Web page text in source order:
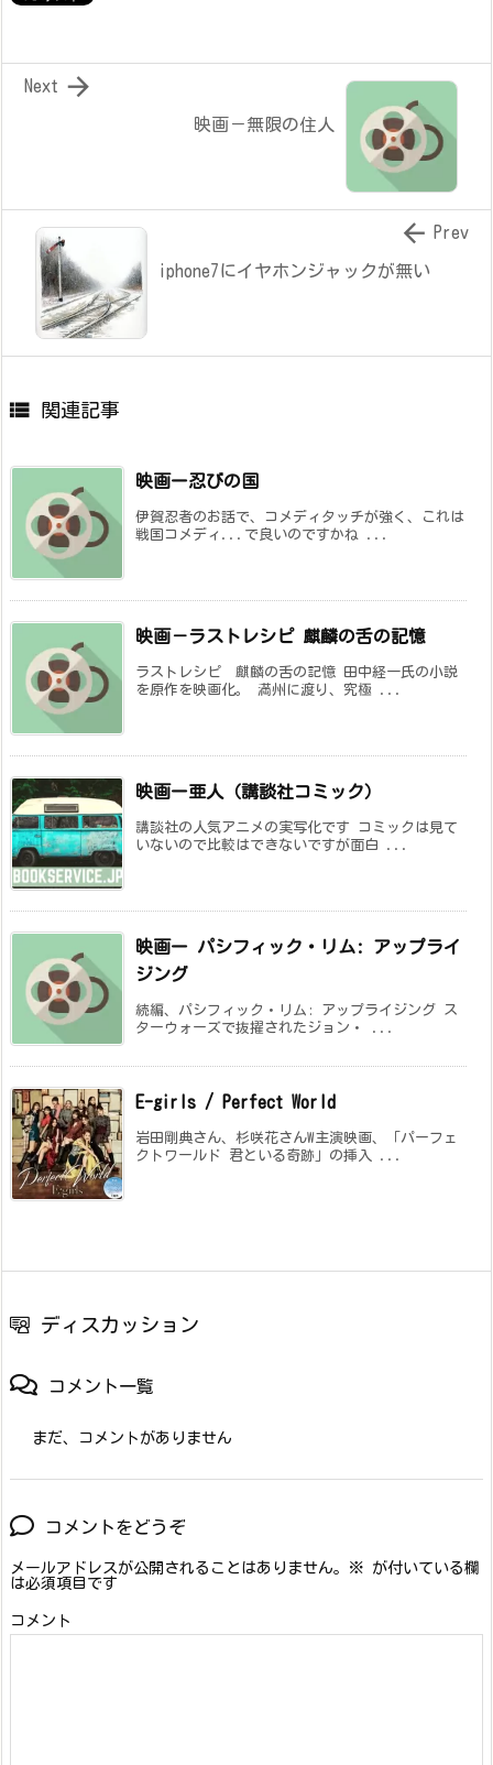
映画－無限の住人

Next
iphone7にイヤホンジャックが無い
 Prev
 関連記事
映画ー忍びの国
伊賀忍者のお話で、コメディタッチが強く、これは
戦国コメディ...で良いのですかね ...
映画－ラストレシピ 麒麟の舌の記憶
ラストレシピ 麒麟の舌の記憶 田中経一氏の小説
を原作を映画化。 満州に渡り、究極 ...
映画ー亜人（講談社コミック）
講談社の人気アニメの実写化です コミックは見て
いないので比較はできないですが面白 ...
映画ー パシフィック・リム: アップライ
ジング
続編、パシフィック・リム: アップライジング ス
ターウォーズで抜擢されたジョン・ ...
E-girls / Perfect World
岩田剛典さん、杉咲花さんW主演映画、「パーフェ
クトワールド 君といる奇跡」の挿入 ...
ディスカッション
コメント一覧
まだ、コメントがありません
コメントをどうぞ
メールアドレスが公開されることはありません。 ※ が付いている欄
は必須項目です
コメント